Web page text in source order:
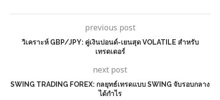
previous post
วิเคราะห์ GBP/JPY: คู่เงินปอนด์-เยนสุด VOLATILE สำหรับ
เทรดเดอร์
next post
SWING TRADING FOREX: กลยุทธ์เทรดแบบ SWING จับรอบกลาง
ได้กำไร